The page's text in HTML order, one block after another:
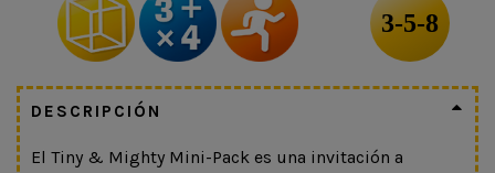
3-5-8
DESCRIPCIÓN
El Tiny & Mighty Mini-Pack es una invitación a